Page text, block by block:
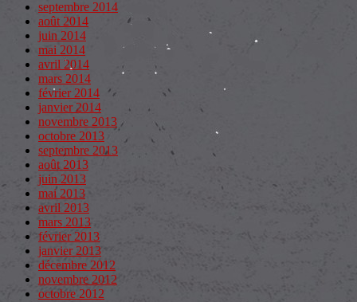
septembre 2014
août 2014
juin 2014
mai 2014
avril 2014
mars 2014
février 2014
janvier 2014
novembre 2013
octobre 2013
septembre 2013
août 2013
juin 2013
mai 2013
avril 2013
mars 2013
février 2013
janvier 2013
décembre 2012
novembre 2012
octobre 2012